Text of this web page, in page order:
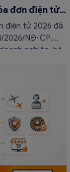
đơn điện tử
điện tử 2026 đã
2026/NĐ-CP.
nghiệp, hộ
[…]